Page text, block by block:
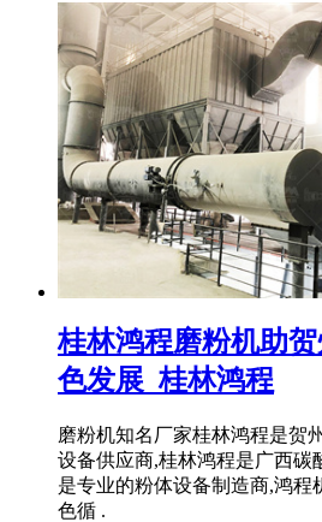
桂林鸿程磨粉机助
色发展_桂林鸿程
磨粉机知名厂家桂林鸿程是贺
设备供应商,桂林鸿程是广西碳
是专业的粉体设备制造商,鸿程
色循 .